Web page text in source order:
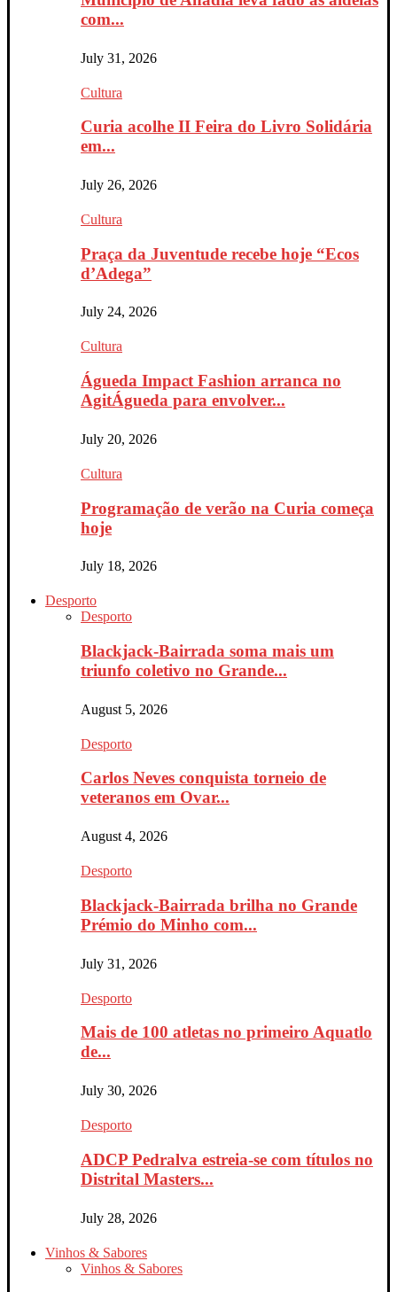
com...
July 31, 2026
Cultura
Curia acolhe II Feira do Livro Solidária
em...
July 26, 2026
Cultura
Praça da Juventude recebe hoje “Ecos
d’Adega”
July 24, 2026
Cultura
Águeda Impact Fashion arranca no
AgitÁgueda para envolver...
July 20, 2026
Cultura
Programação de verão na Curia começa
hoje
July 18, 2026
Desporto
Desporto
Blackjack-Bairrada soma mais um
triunfo coletivo no Grande...
August 5, 2026
Desporto
Carlos Neves conquista torneio de
veteranos em Ovar...
August 4, 2026
Desporto
Blackjack-Bairrada brilha no Grande
Prémio do Minho com...
July 31, 2026
Desporto
Mais de 100 atletas no primeiro Aquatlo
de...
July 30, 2026
Desporto
ADCP Pedralva estreia-se com títulos no
Distrital Masters...
July 28, 2026
Vinhos & Sabores
Vinhos & Sabores